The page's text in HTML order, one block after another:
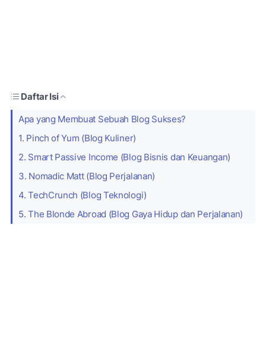
Daftar Isi
Apa yang Membuat Sebuah Blog Sukses?
1. Pinch of Yum (Blog Kuliner)
2. Smart Passive Income (Blog Bisnis dan Keuangan)
3. Nomadic Matt (Blog Perjalanan)
4. TechCrunch (Blog Teknologi)
5. The Blonde Abroad (Blog Gaya Hidup dan Perjalanan)